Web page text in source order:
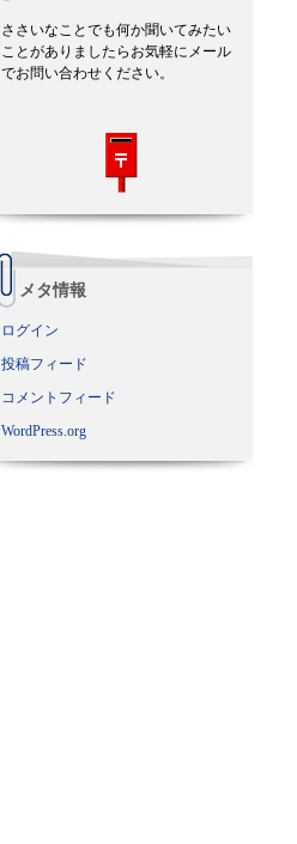
ささいなことでも何か聞いてみたい
ことがありましたらお気軽にメール
でお問い合わせください。
メタ情報
ログイン
投稿フィード
コメントフィード
WordPress.org